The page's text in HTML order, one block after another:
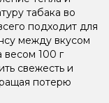
табака во
подходит для
между вкусом
весом 100 г
свежесть и
потерю